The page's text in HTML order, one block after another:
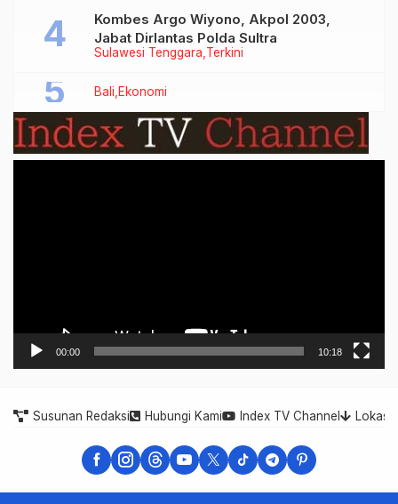
Sulawesi Tenggara Terkini
Kombes Argo Wiyono, Akpol 2003,
Jabat Dirlantas Polda Sultra
Bali Ekonomi
00:00 10:18
Susunan Redaksi Hubungi Kami Index TV Channel Lokasi